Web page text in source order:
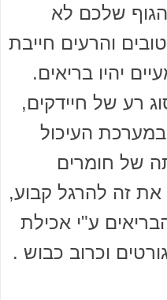
שלכם לא
והרעים חייבת
יהיו בריאים.
רע של חיידקים,
במערכת העיכול
של חומרים
את זה להרגל קבוע,
ע"י אכילת
וכרוב כבוש .